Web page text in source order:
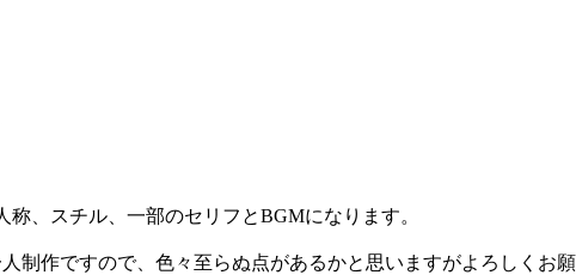
、スチル、一部のセリフとBGMになります。
制作ですので、色々至らぬ点があるかと思いますがよろしくお願